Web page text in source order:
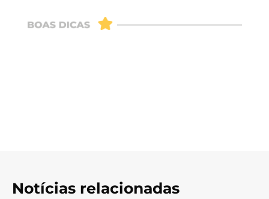
Notícias relacionadas